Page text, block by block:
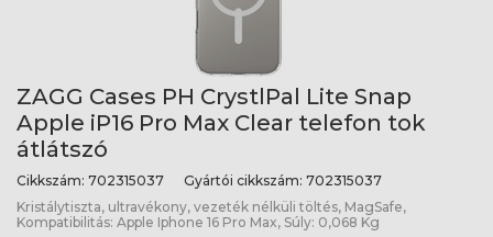
ZAGG Cases PH CrystlPal Lite Snap
Apple iP16 Pro Max Clear telefon tok
átlátszó
Cikkszám: 702315037 Gyártói cikkszám: 702315037
Kristálytiszta, ultravékony, vezeték nélküli töltés, MagSafe,
Kompatibilitás: Apple Iphone 16 Pro Max, Súly: 0,068 Kg